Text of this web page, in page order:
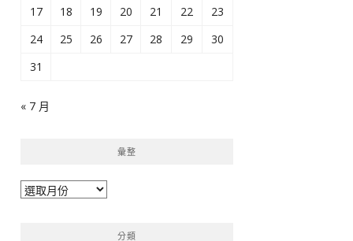
17
18 19 20 21 22
23
24
25 26 27 28 29
30
31
« 7 月
彙整
彙
分類